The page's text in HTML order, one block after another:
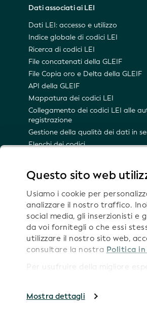
Questo sito web
Usiamo i cookie per
analizzare il nostro traffico.
social media, gli inserzionisti
da voi fornitegli o che essi
utilizzare il nostro sito web,
consultare la nostra Politica
Per usufruire della migliore
Mostra dettagli
Dati associati ai LEI
Dati LEI: accesso e utilizzo
Indice globale di codici LEI
Ricerca di codici LEI
File concatenati della GLEIF
File Copia oro e Delta della GLEIF
API della GLEIF
Mappatura dei codici LEI
Collegamento dei codici LEI alle
registrazione
Gestione della qualità dei dati in
Elenchi dei codici
Rappresentazione semantica del
Notifiche e-mail sugli